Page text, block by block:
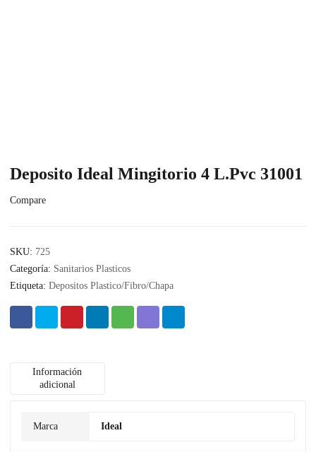
Deposito Ideal Mingitorio 4 L.Pvc 31001
Compare
SKU: 725
Categoría: Sanitarios Plasticos
Etiqueta: Depositos Plastico/Fibro/Chapa
Información
adicional
Marca Ideal